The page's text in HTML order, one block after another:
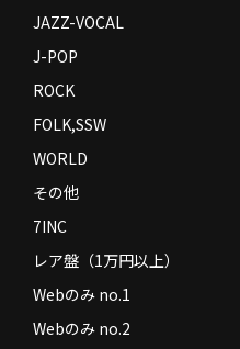
JAZZ-VOCAL
J-POP
ROCK
FOLK,SSW
WORLD
その他
7INC
レア盤（1万円以上）
Webのみ no.1
Webのみ no.2